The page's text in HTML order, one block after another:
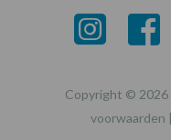
Copyright © 2026
voorwaarden |